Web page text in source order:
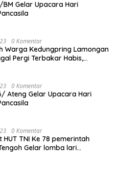
BM Gelar Upacara Hari
0 Komentar
Warga Kedungpring Lamongan
Pergi Terbakar Habis,
0 Komentar
Ateng Gelar Upacara Hari
0 Komentar
HUT TNI Ke 78 pemerintah
Gelar lomba lari